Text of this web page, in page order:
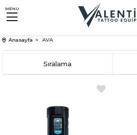
MENU
Anasayfa AVA
Sıralama